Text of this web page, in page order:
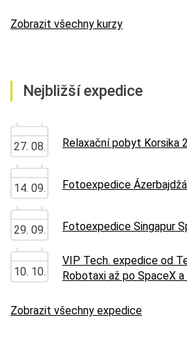
Zobrazit všechny kurzy
Nejbližší expedice
27. 08. Relaxační pobyt Korsika
14. 09. Fotoexpedice
29. 09. Fotoexpedice Singapur
10. 10.
VIP Tech. expedice od
Robotaxi až po SpaceX a
Zobrazit všechny expedice